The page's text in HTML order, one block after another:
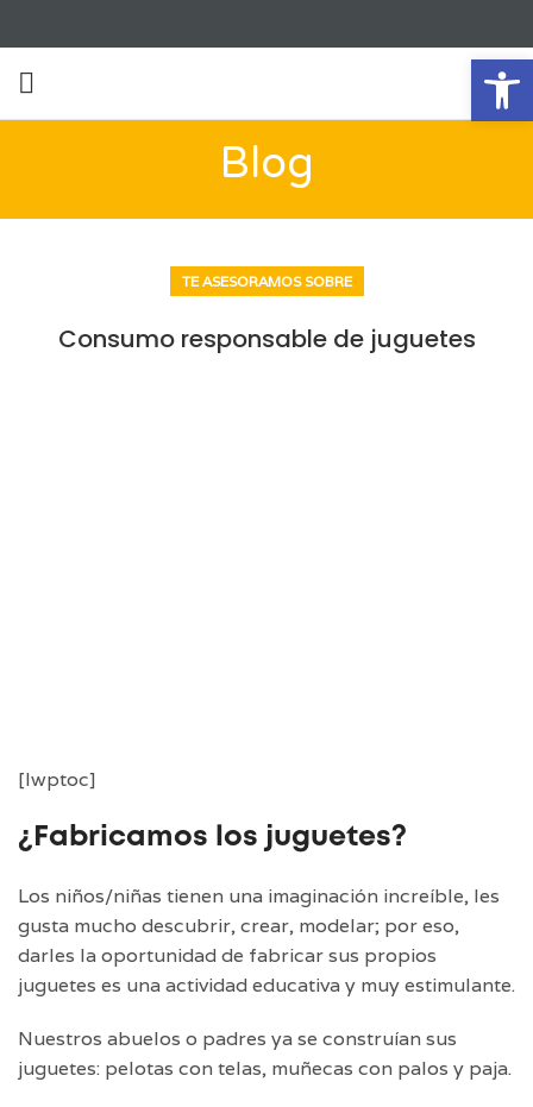
Blog
TE ASESORAMOS SOBRE
Consumo responsable de juguetes
[lwptoc]
¿Fabricamos los juguetes?
Los niños/niñas tienen una imaginación increíble, les
gusta mucho descubrir, crear, modelar; por eso,
darles la oportunidad de fabricar sus propios
juguetes es una actividad educativa y muy estimulante.
Nuestros abuelos o padres ya se construían sus
juguetes: pelotas con telas, muñecas con palos y paja.